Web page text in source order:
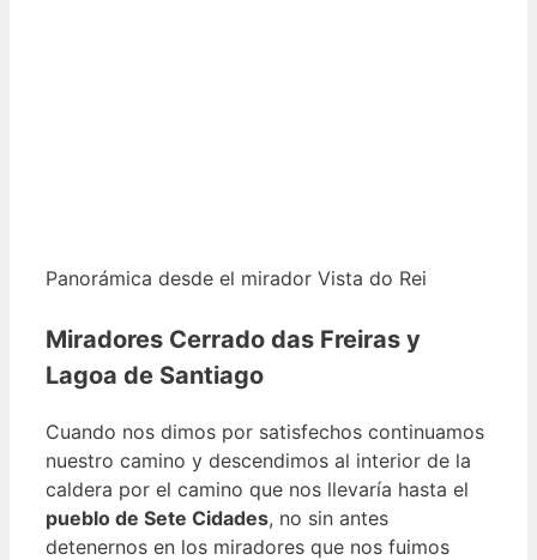
Panorámica desde el mirador Vista do Rei
Miradores Cerrado das Freiras y
Lagoa de Santiago
Cuando nos dimos por satisfechos continuamos
nuestro camino y descendimos al interior de la
caldera por el camino que nos llevaría hasta el
pueblo de Sete Cidades, no sin antes
detenernos en los miradores que nos fuimos